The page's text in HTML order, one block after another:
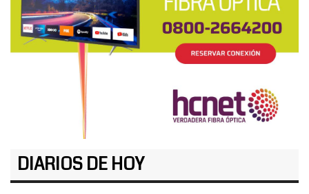
DIARIOS DE HOY